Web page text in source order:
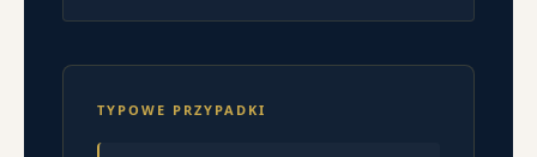
TYPOWE PRZYPADKI